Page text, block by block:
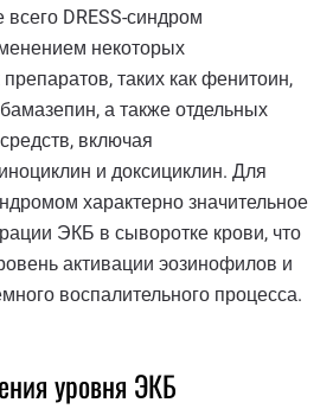
DRESS-синдром
некоторых
таких как фенитоин,
а также отдельных
включая
и доксициклин. Для
характерно значительное
ЭКБ в сыворотке крови, что
активации эозинофилов и
воспалительного процесса.
уровня ЭКБ